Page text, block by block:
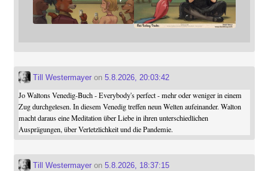
Till Westermayeron 5.8.2026, 20:03:42
Jo Waltons Venedig-Buch - Everybody's perfect - mehr oder weniger in einem
Zug durchgelesen. In diesem Venedig treffen neun Welten aufeinander. Walton
macht daraus eine Meditation über Liebe in ihren unterschiedlichen
Ausprägungen, über Verletzlichkeit und die Pandemie.
Till Westermayeron 5.8.2026, 18:37:15